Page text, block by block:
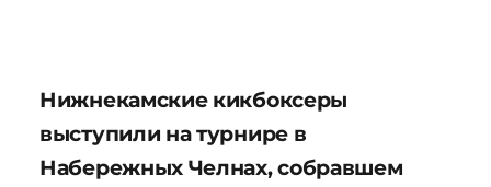
Нижнекамские кикбоксеры
выступили на турнире в
Набережных Челнах, собравшем